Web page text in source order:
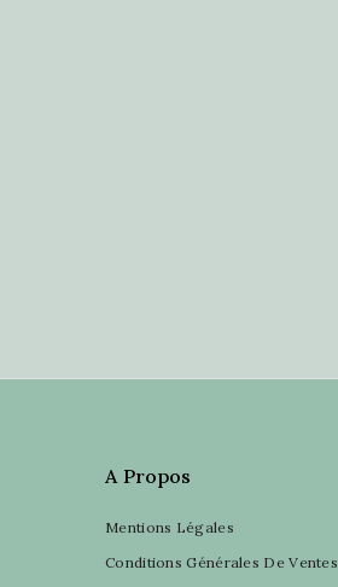
A Propos
Mentions Légales
Conditions Générales De Ventes